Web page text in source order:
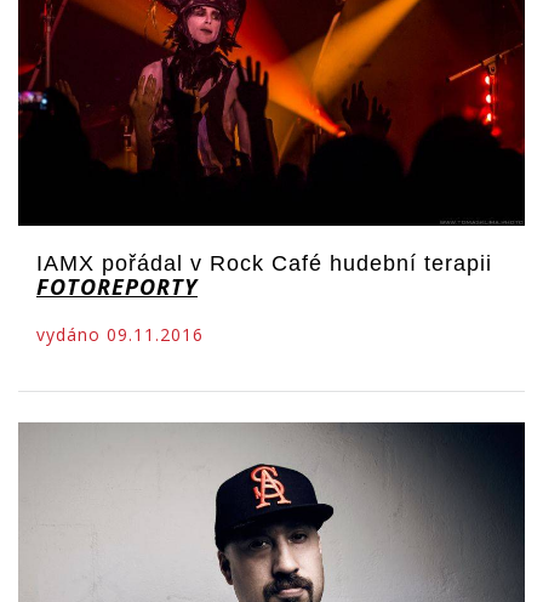
IAMX pořádal v Rock Café hudební terapii
FOTOREPORTY
vydáno 09.11.2016